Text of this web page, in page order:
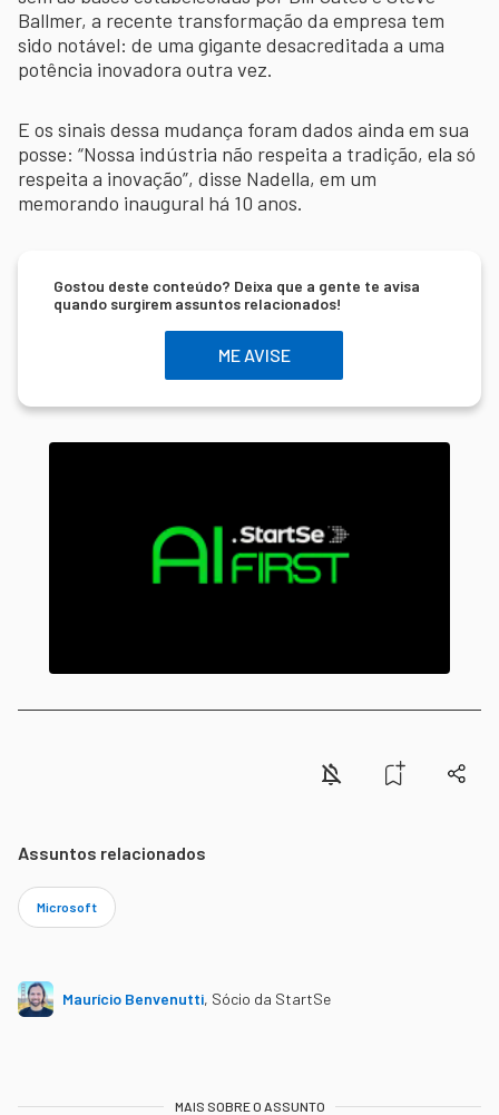
Ballmer, a recente transformação da empresa tem
sido notável: de uma gigante desacreditada a uma
potência inovadora outra vez.
E os sinais dessa mudança foram dados ainda em sua
posse: “Nossa indústria não respeita a tradição, ela só
respeita a inovação”, disse Nadella, em um
memorando inaugural há 10 anos.
Gostou deste conteúdo? Deixa que a gente te avisa
quando surgirem assuntos relacionados!
ME AVISE
Assuntos relacionados
Microsoft
Maurício Benvenutti, Sócio da StartSe
MAIS SOBRE O ASSUNTO